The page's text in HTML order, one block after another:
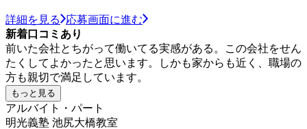
詳細を見る
応募画面に進む
新着口コミあり
前いた会社とちがって働いてる実感がある。この会社をせん
たくしてよかったと思います。しかも家からも近く、職場の
方も親切で満足しています。
もっと見る
アルバイト・パート
明光義塾 池尻大橋教室